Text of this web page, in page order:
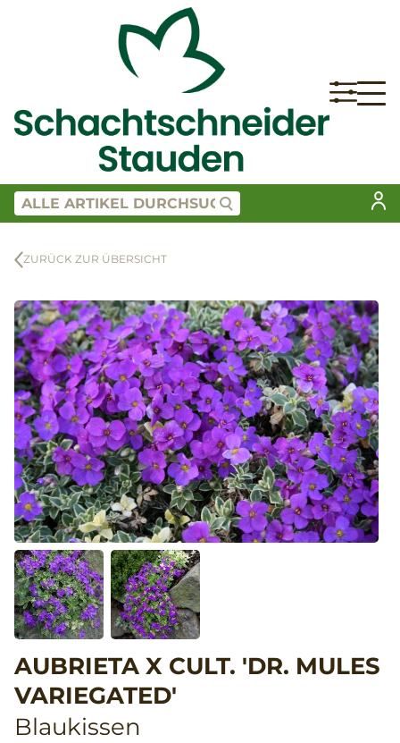
ZURÜCK ZUR ÜBERSICHT
AUBRIETA X CULT. 'DR. MULES
VARIEGATED'
Blaukissen